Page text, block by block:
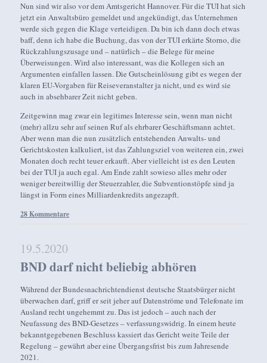
Nun sind wir also vor dem Amtsgericht Hannover. Für die TUI hat sich
jetzt ein Anwaltsbüro gemeldet und angekündigt, das Unternehmen
werde sich gegen die Klage verteidigen. Da bin ich dann doch etwas
baff, denn ich habe die Buchung, das von der TUI erkärte Storno, die
Rückzahlungszusage und – natürlich – die Belege für meine
Überweisungen. Wird also interessant, was die Kollegen sich an
Argumenten einfallen lassen. Die Gutscheinlösung gibt es wegen der
klaren EU-Vorgaben für Reiseveranstalter ja nicht, und es wird sie
auch in absehbarer Zeit nicht geben.
Zeitgewinn mag zwar ein legitimes Interesse sein, wenn man nicht
(mehr) allzu sehr auf seinen Ruf als ehrbarer Geschäftsmann achtet.
Aber wenn man die nun zusätzlich entstehenden Anwalts- und
Gerichtskosten kalkuliert, ist das Zahlungsziel von weiteren ein, zwei
Monaten doch recht teuer erkauft. Aber vielleicht ist es den Leuten
bei der TUI ja auch egal. Am Ende zahlt sowieso alles mehr oder
weniger bereitwillig der Steuerzahler, die Subventionstöpfe sind ja
längst in Form eines Milliardenkredits angezapft.
28 Kommentare
19.5.2020
BND darf nicht beliebig abhören
Während der Bundesnachrichtendienst deutsche Staatsbürger nicht
überwachen darf, griff er seit jeher auf Datenströme und Telefonate im
Ausland recht ungehemmt zu. Das ist jedoch – auch nach der
Neufassung des BND-Gesetzes – verfassungswidrig. In einem heute
bekanntgegebenen Beschluss kassiert das Gericht weite Teile der
Regelung – gewährt aber eine Übergangsfrist bis zum Jahresende
2021.